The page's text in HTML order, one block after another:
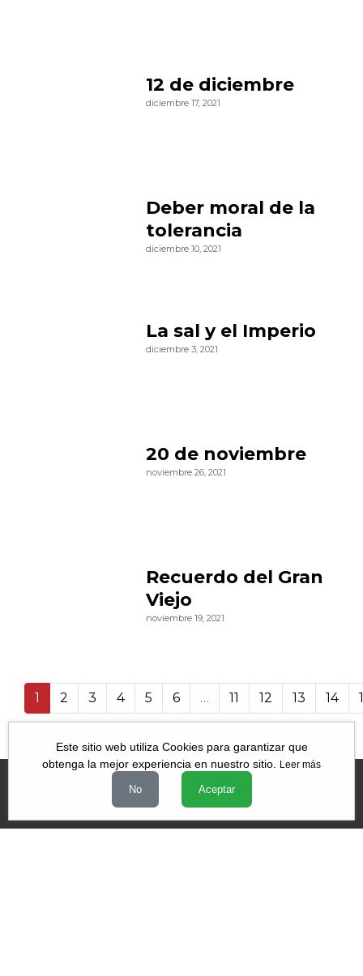
12 de diciembre
diciembre 17, 2021
Deber moral de la
tolerancia
diciembre 10, 2021
La sal y el Imperio
diciembre 3, 2021
20 de noviembre
noviembre 26, 2021
Recuerdo del Gran
Viejo
noviembre 19, 2021
1 2 3 4 5 6 … 11 12 13 14
Este sitio web utiliza Cookies para garantizar que
obtenga la mejor experiencia en nuestro sitio.
Leer más
No Aceptar